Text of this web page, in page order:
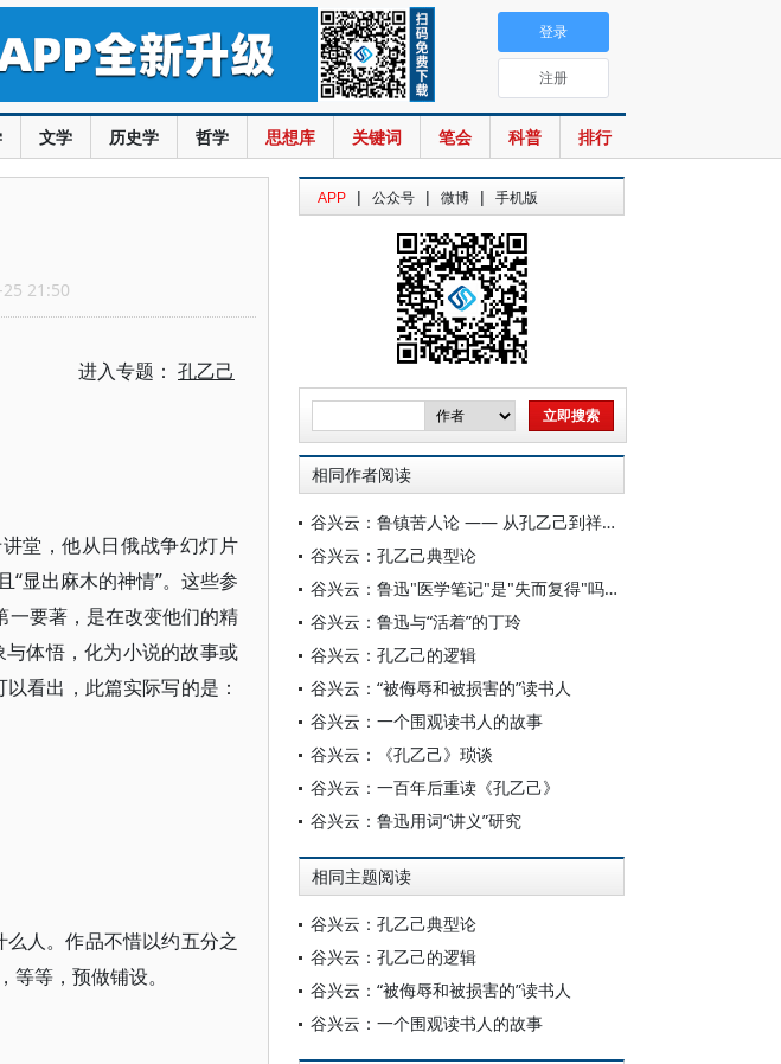
文学 历史学 哲学 思想库 关键词 笔会 科普 排行
登录
注册
21:50
进入专题： 孔乙己
堂，他从日俄战争幻灯片
“显出麻木的神情”。这些参
一要著，是在改变他们的精
体悟，化为小说的故事或
看出，此篇实际写的是：
人。作品不惜以约五分之
等，预做铺设。
APP | 公众号 | 微博 | 手机版
相同作者阅读
谷兴云：鲁镇苦人论 —— 从孔乙己到祥林嫂
谷兴云：孔乙己典型论
谷兴云：鲁迅"医学笔记"是"失而复得"吗——对仙台讲义问题的考辨
谷兴云：鲁迅与“活着”的丁玲
谷兴云：孔乙己的逻辑
谷兴云：“被侮辱和被损害的”读书人
谷兴云：一个围观读书人的故事
谷兴云：《孔乙己》琐谈
谷兴云：一百年后重读《孔乙己》
谷兴云：鲁迅用词“讲义”研究
相同主题阅读
谷兴云：孔乙己典型论
谷兴云：孔乙己的逻辑
谷兴云：“被侮辱和被损害的”读书人
谷兴云：一个围观读书人的故事